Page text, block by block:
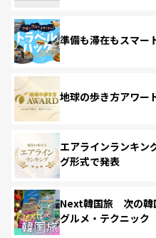
準備も滞在もスマ
地球の歩き方アワー
エアラインランキ
グ形式で発表
Next韓国旅 次の韓
グルメ・テクニック